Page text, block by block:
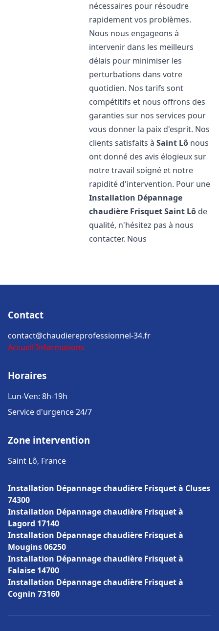
nécessaires pour résoudre
rapidement vos problèmes.
Nous nous engageons à
intervenir dans les meilleurs
délais pour minimiser les
perturbations dans votre
quotidien. Nos tarifs sont
compétitifs et nous offrons des
garanties sur nos services pour
vous donner la paix d'esprit. Nos
clients satisfaits àSaint Lô nous
ont donné des avis élogieux sur
notre travail soigné et notre
rapidité d'intervention. Pour une
Installation Dépannage
chaudière FrisquetSaint Lô de
qualité, n'hésitez pas à nous
contacter. Nous
Contact
contact@chaudiereprofessionnel-34.fr
Accueil Informations
Horaires
Lun-Ven: 8h-19h
Service d'urgence 24/7
Zone intervention
Saint Lô, France
Installation Dépannage chaudière Frisquet à Cluses
74300
Installation Dépannage chaudière Frisquet à
Lagord 17140
Installation Dépannage chaudière Frisquet à
Mougins 06250
Installation Dépannage chaudière Frisquet à
Falaise 14700
Installation Dépannage chaudière Frisquet à
Cognin 73160